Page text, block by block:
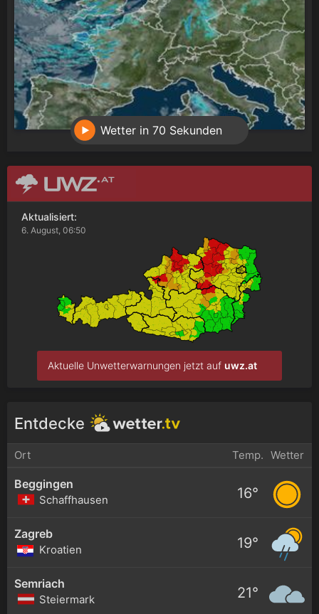
Wetter in 70 Sekunden
Aktualisiert:
6. August, 06:50
Aktuelle Unwetterwarnungen jetzt auf uwz.at
Entdecke
Ort Temp. Wetter
Beggingen
Schaffhausen 16°
Zagreb
Kroatien 19°
Semriach
Steiermark 21°